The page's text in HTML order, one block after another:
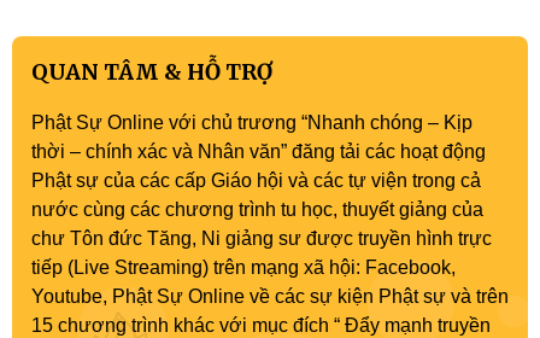
QUAN TÂM & HỖ TRỢ
Phật Sự Online với chủ trương “Nhanh chóng – Kịp
thời – chính xác và Nhân văn” đăng tải các hoạt động
Phật sự của các cấp Giáo hội và các tự viện trong cả
nước cùng các chương trình tu học, thuyết giảng của
chư Tôn đức Tăng, Ni giảng sư được truyền hình trực
tiếp (Live Streaming) trên mạng xã hội: Facebook,
Youtube, Phật Sự Online về các sự kiện Phật sự và trên
15 chương trình khác với mục đích “ Đẩy mạnh truyền